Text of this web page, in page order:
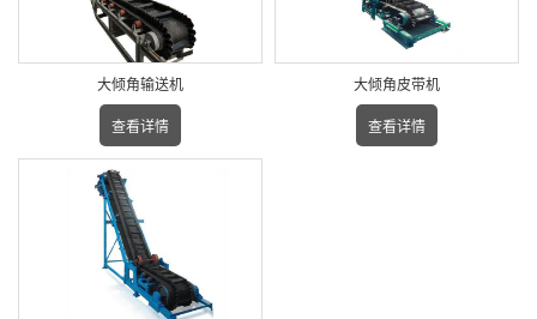
大倾角输送机
查看详情
大倾角皮带机
查看详情